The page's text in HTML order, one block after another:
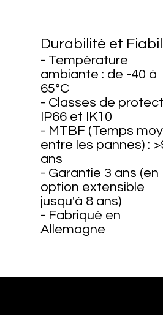
Durabilité et
- Température
ambiante : de -40 à
65°C
- Classes de
IP66 et IK10
- MTBF (Temps
entre les pannes) :
ans
- Garantie 3 ans (en
option extensible
jusqu'à 8 ans)
- Fabriqué en
Allemagne